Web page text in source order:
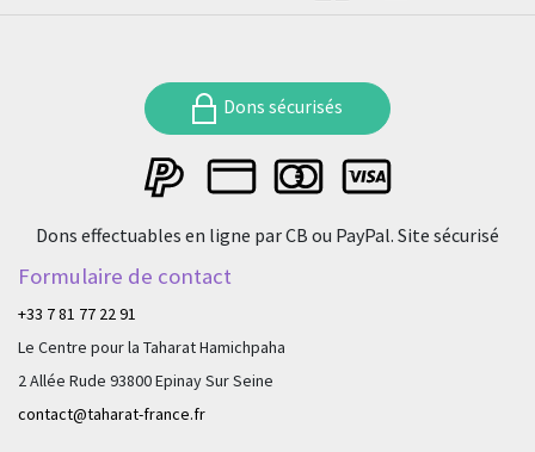
Formulaire de contact
+33 7 81 77 22 91
Le Centre pour la Taharat Hamichpaha
2 Allée Rude 93800 Epinay Sur Seine
contact@taharat-france.fr
Dons sécurisés
Dons effectuables en ligne par CB ou PayPal. Site sécurisé